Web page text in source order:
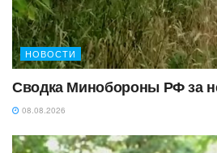
НОВОСТИ
Сводка Минобороны РФ за
08.08.2026